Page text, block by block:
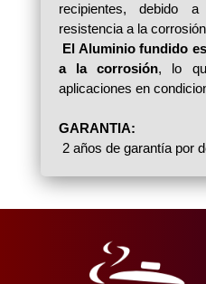
recipientes, debido
resistencia a la
El Aluminio fundido
a la corrosión, lo
aplicaciones en
GARANTIA:
2 años de garantía por